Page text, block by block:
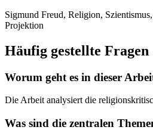
Sigmund Freud, Religion,
Projektion
Häufig gestellte Fragen
Worum geht es in dieser
Die Arbeit analysiert die
Was sind die zentralen